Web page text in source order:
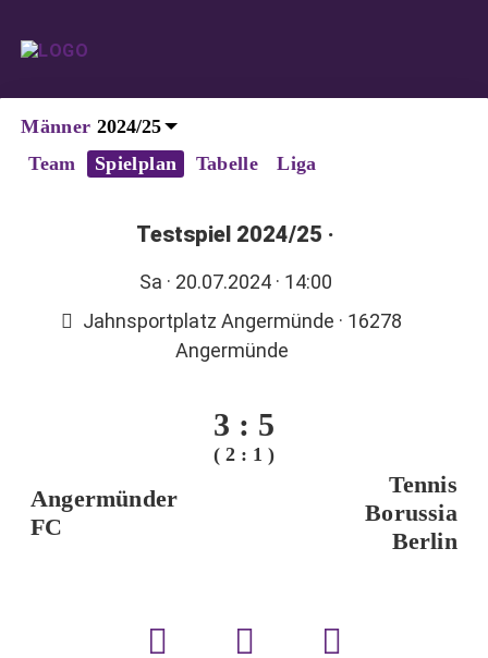
Männer
Team
Spielplan Tabelle Liga
Testspiel 2024/25 ·
Sa · 20.07.2024 · 14:00
Jahnsportplatz Angermünde · 16278
Angermünde
3 : 5
( 2 : 1 )
Angermünder
FC
Tennis
Borussia
Berlin